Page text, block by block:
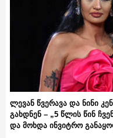
ლევან წვერავა და ნინი
გახდნენ – „5 წლის წინ
და მოხდა ინვიტრო